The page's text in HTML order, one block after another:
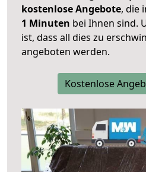
kostenlose Angebote, die
1 Minuten bei Ihnen sind.
ist, dass all dies zu
angeboten werden.
Kostenlose